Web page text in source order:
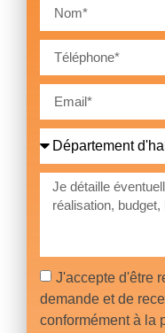
J'accepte d'être
demande et de
conformément à la